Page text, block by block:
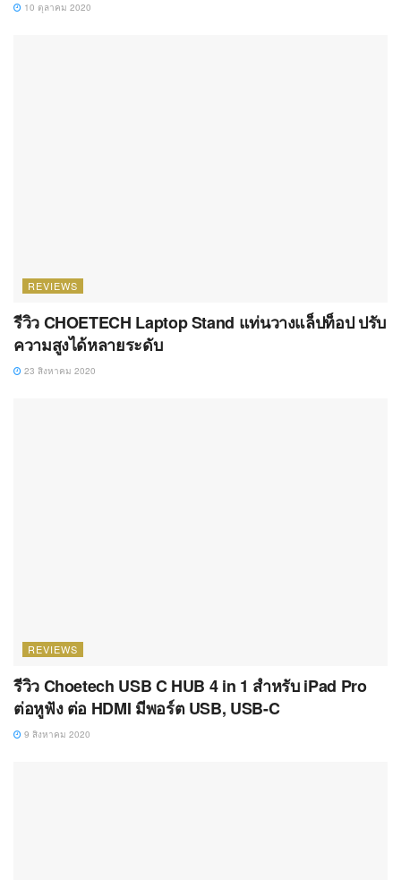
10 ตุลาคม 2020
REVIEWS
รีวิว CHOETECH Laptop Stand แท่นวางแล็ปท็อป ปรับ
ความสูงได้หลายระดับ
23 สิงหาคม 2020
REVIEWS
รีวิว Choetech USB C HUB 4 in 1 สำหรับ iPad Pro
ต่อหูฟัง ต่อ HDMI มีพอร์ต USB, USB-C
9 สิงหาคม 2020